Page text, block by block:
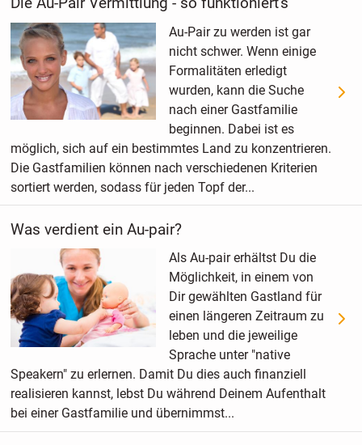
Au-Pair zu werden ist gar
nicht schwer. Wenn einige
Formalitäten erledigt
wurden, kann die Suche
nach einer Gastfamilie
beginnen. Dabei ist es
möglich, sich auf ein bestimmtes Land zu konzentrieren.
Die Gastfamilien können nach verschiedenen Kriterien
sortiert werden, sodass für jeden Topf der...
Was verdient ein Au-pair?
Als Au-pair erhältst Du die
Möglichkeit, in einem von
Dir gewählten Gastland für
einen längeren Zeitraum zu
leben und die jeweilige
Sprache unter "native
Speakern" zu erlernen. Damit Du dies auch finanziell
realisieren kannst, lebst Du während Deinem Aufenthalt
bei einer Gastfamilie und übernimmst...